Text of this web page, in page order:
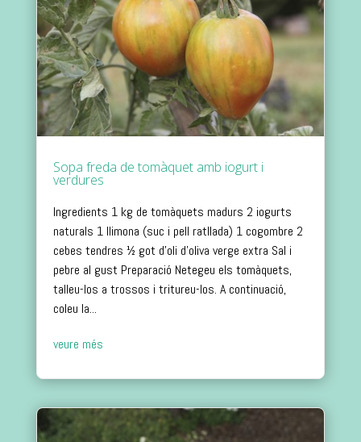
Sopa freda de tomàquet amb iogurt i
verdures
Ingredients 1 kg de tomàquets madurs 2 iogurts
naturals 1 llimona (suc i pell ratllada) 1 cogombre 2
cebes tendres ½ got d’oli d’oliva verge extra Sal i
pebre al gust Preparació Netegeu els tomàquets,
talleu-los a trossos i tritureu-los. A continuació,
coleu la...
veure més